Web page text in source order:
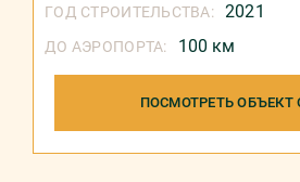
ГОД СТРОИТЕЛЬСТВА: 2021
ДО АЭРОПОРТА: 100 км
ПОСМОТРЕТЬ ОБЪЕКТ